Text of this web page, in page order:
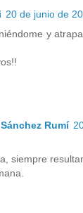
20 de junio de
y
Rumí
siempre